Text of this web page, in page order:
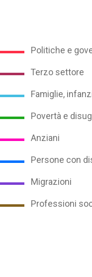
Politiche e
Terzo settore
Famiglie,
Povertà e
Anziani
Persone con
Migrazioni
Professioni